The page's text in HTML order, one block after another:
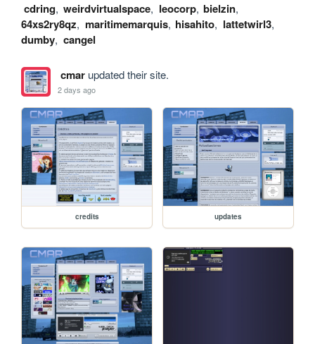
cdring, weirdvirtualspace, leocorp, bielzin,
64xs2ry8qz, maritimemarquis, hisahito, lattetwirl3,
dumby, cangel
cmarupdated their site.
2 days ago
credits updates